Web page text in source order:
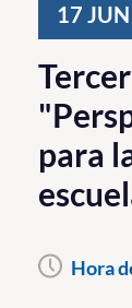
PUCV
Vinculación
Admisión
Pregrado
17 JUN
para
Hora